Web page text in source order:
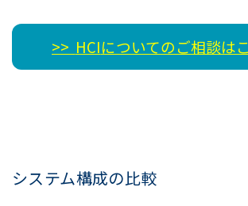
>> HCIについてのご相談は
システム構成の比較